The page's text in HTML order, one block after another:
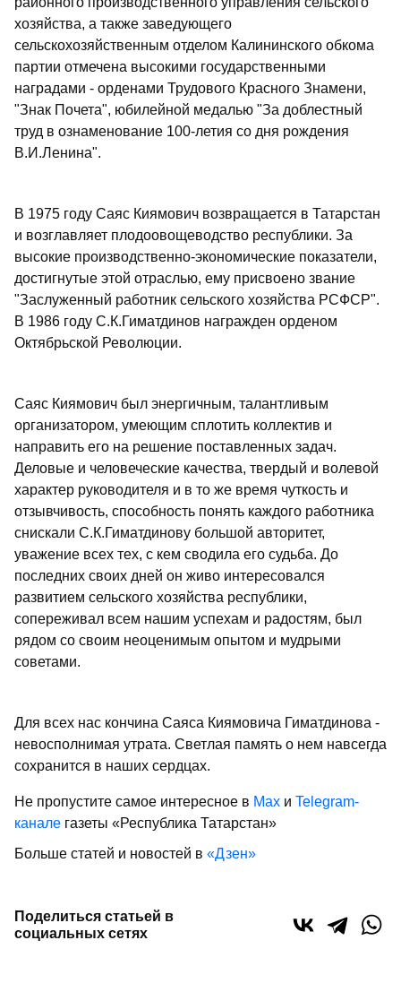
хозяйства, а также заведующего
сельскохозяйственным отделом Калининского обкома
партии отмечена высокими государственными
наградами - орденами Трудового Красного Знамени,
"Знак Почета", юбилейной медалью "За доблестный
труд в ознаменование 100-летия со дня рождения
В.И.Ленина".
В 1975 году Саяс Киямович возвращается в Татарстан
и возглавляет плодоовощеводство республики. За
высокие производственно-экономические показатели,
достигнутые этой отраслью, ему присвоено звание
"Заслуженный работник сельского хозяйства РСФСР".
В 1986 году С.К.Гиматдинов награжден орденом
Октябрьской Революции.
Саяс Киямович был энергичным, талантливым
организатором, умеющим сплотить коллектив и
направить его на решение поставленных задач.
Деловые и человеческие качества, твердый и волевой
характер руководителя и в то же время чуткость и
отзывчивость, способность понять каждого работника
снискали С.К.Гиматдинову большой авторитет,
уважение всех тех, с кем сводила его судьба. До
последних своих дней он живо интересовался
развитием сельского хозяйства республики,
сопереживал всем нашим успехам и радостям, был
рядом со своим неоценимым опытом и мудрыми
советами.
Для всех нас кончина Саяса Киямовича Гиматдинова -
невосполнимая утрата. Светлая память о нем навсегда
сохранится в наших сердцах.
Не пропустите самое интересное в Max и Telegram-
канале газеты «Республика Татарстан»
Больше статей и новостей в «Дзен»
Поделиться статьей в
социальных сетях